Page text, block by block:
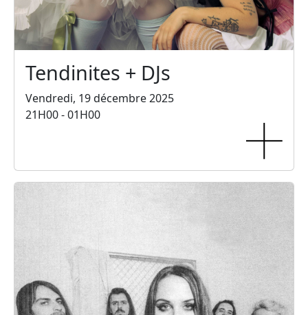
Tendinites + DJs
Vendredi, 19 décembre 2025
21H00 - 01H00